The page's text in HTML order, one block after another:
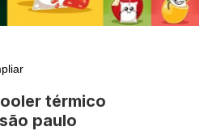
térmico
paulo